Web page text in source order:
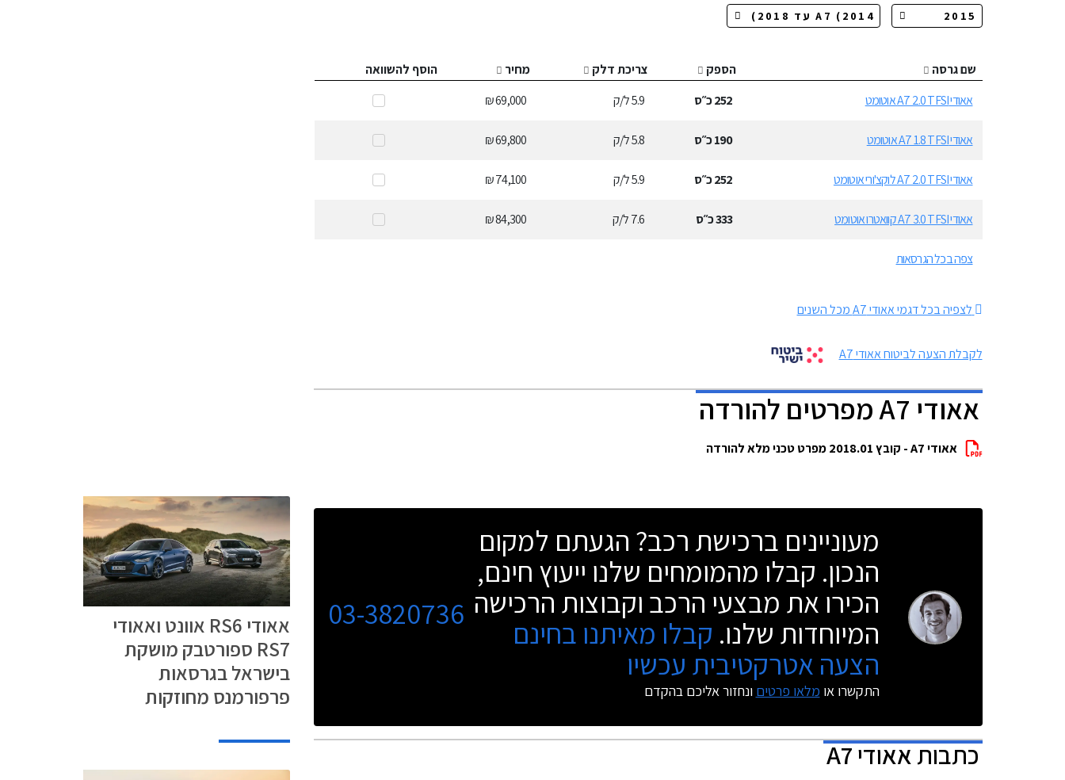
שם גרסה הספק צריכת דלק מחיר
הוסף להשוואה
אאודי A7 2.0 TFSI אוטומט
252כ״ס 5.9ל/ק 69,000 ₪
אאודי A7 1.8 TFSI אוטומט 190כ״ס 5.8ל/ק 69,800 ₪
אאודי A7 2.0 TFSI לוקצ'ורי אוטומט 252כ״ס 5.9ל/ק 74,100 ₪
אאודי A7 3.0 TFSI קוואטרו אוטומט 333כ״ס 7.6ל/ק 84,300 ₪
צפה בכל הגרסאות
לצפיה בכל דגמי אאודי A7 מכל השנים
לקבלת הצעה לביטוח אאודי A7
אאודי A7 מפרטים להורדה
אאודי A7 - קובץ 2018.01 מפרט טכני מלא להורדה
מעוניינים ברכישת רכב? הגעתם למקום
הנכון. קבלו מהמומחים שלנו ייעוץ חינם,
הכירו את מבצעי הרכב וקבוצות הרכישה
המיוחדות שלנו. קבלו מאיתנו בחינם
הצעה אטרקטיבית עכשיו
התקשרו או מלאו פרטים ונחזור אליכם בהקדם
03-3820736
כתבותאאודי A7
אאודי RS6 אוונט ואאודי
RS7 ספורטבק מושקת
בישראל בגרסאות
פרפורמנס מחוזקות